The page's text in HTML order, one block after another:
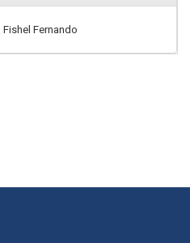
Fishel Fernando